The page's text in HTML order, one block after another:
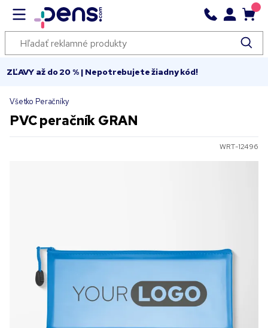
ZĽAVY až do 20 % | Nepotrebujete žiadny kód!
Všetko Peračníky
PVC peračník GRAN
WRT-12496